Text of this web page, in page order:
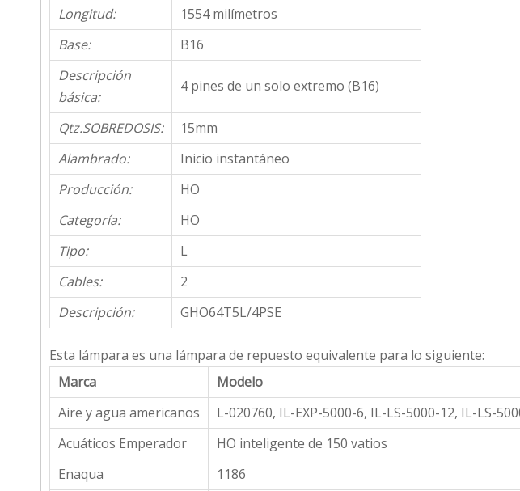
Longitud:
1554 milímetros
Base:
B16
Descripción
básica:
4 pines de un solo extremo (B16)
Qtz.SOBREDOSIS:
15mm
Alambrado:
Inicio instantáneo
Producción:
HO
Categoría:
HO
Tipo:
L
Cables:
2
Descripción:
GHO64T5L/4PSE
Esta lámpara es una lámpara de repuesto equivalente para lo siguiente:
Marca
Modelo
Aire y agua americanos
L-020760, IL-EXP-5000-6, IL-LS-5000-12, IL-LS-
Acuáticos Emperador
HO inteligente de 150 vatios
Enaqua
1186